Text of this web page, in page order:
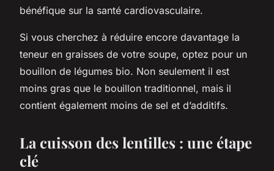
bénéfique sur la santé cardiovasculaire.
Si vous cherchez à réduire encore davantage la
teneur en graisses de votre soupe, optez pour un
bouillon de légumes bio. Non seulement il est
moins gras que le bouillon traditionnel, mais il
contient également moins de sel et d’additifs.
La cuisson des lentilles : une étape
clé